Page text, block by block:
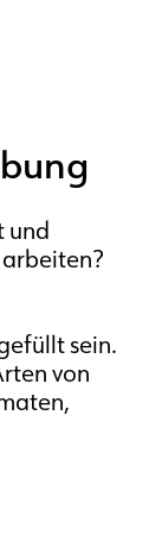
und
sein.
von